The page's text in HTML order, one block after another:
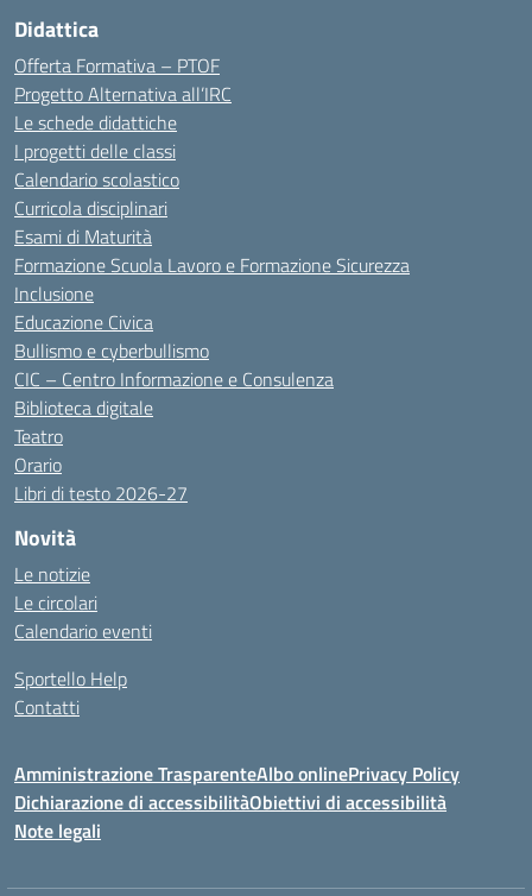
Didattica
Offerta Formativa – PTOF
Progetto Alternativa all’IRC
Le schede didattiche
I progetti delle classi
Calendario scolastico
Curricola disciplinari
Esami di Maturità
Formazione Scuola Lavoro e Formazione Sicurezza
Inclusione
Educazione Civica
Bullismo e cyberbullismo
CIC – Centro Informazione e Consulenza
Biblioteca digitale
Teatro
Orario
Libri di testo 2026-27
Novità
Le notizie
Le circolari
Calendario eventi
Sportello Help
Contatti
Amministrazione TrasparenteAlbo onlinePrivacy Policy
Dichiarazione di accessibilitàObiettivi di accessibilità
Note legali